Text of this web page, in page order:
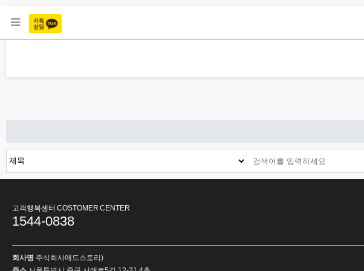
고객행복센터 COSTOMER CENTER
1544-0838
회사명 주식회사애드스토리)